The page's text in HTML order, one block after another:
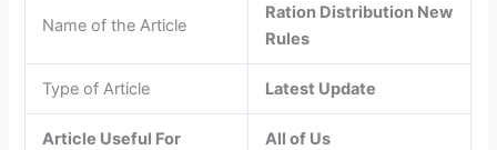
Name of the Article
Ration Distribution New
Rules
Type of Article Latest Update
Article Useful For All of Us